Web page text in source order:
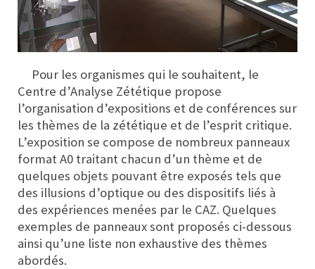
Pour les organismes qui le souhaitent, le
Centre d’Analyse Zététique propose
l’organisation d’expositions et de conférences sur
les thèmes de la zététique et de l’esprit critique.
L’exposition se compose de nombreux panneaux
format A0 traitant chacun d’un thème et de
quelques objets pouvant être exposés tels que
des illusions d’optique ou des dispositifs liés à
des expériences menées par le CAZ. Quelques
exemples de panneaux sont proposés ci-dessous
ainsi qu’une liste non exhaustive des thèmes
abordés.